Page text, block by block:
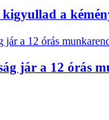
a
jár a 12 órás